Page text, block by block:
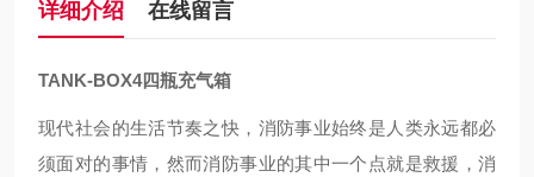
详细介绍 在线留言
TANK-BOX4四瓶充气箱
现代社会的生活节奏之快，消防事业始终是人类永远都必
须面对的事情，然而消防事业的其中一个点就是救援，消